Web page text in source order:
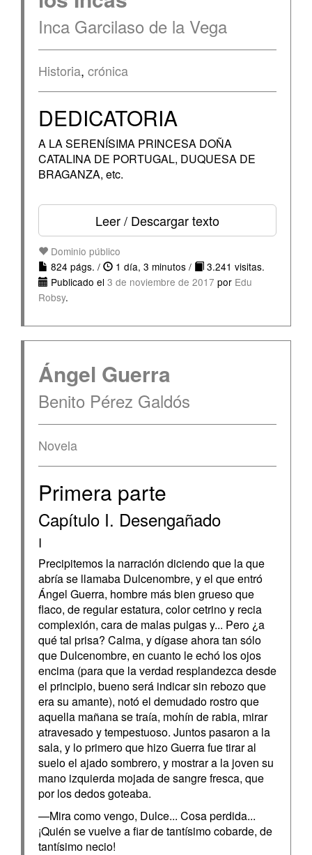
Inca Garcilaso de la Vega
Historia, crónica
DEDICATORIA
A LA SERENÍSIMA PRINCESA DOÑA
CATALINA DE PORTUGAL, DUQUESA DE
BRAGANZA, etc.
Leer / Descargar texto
Dominio público
824 págs. /
1 día, 3 minutos /
3.241 visitas.
Publicado el 3 de noviembre de 2017 por Edu
Robsy.
Ángel Guerra
Benito Pérez Galdós
Novela
Primera parte
Capítulo I. Desengañado
I
Precipitemos la narración diciendo que la que
abría se llamaba Dulcenombre, y el que entró
Ángel Guerra, hombre más bien grueso que
flaco, de regular estatura, color cetrino y recia
complexión, cara de malas pulgas y... Pero ¿a
qué tal prisa? Calma, y dígase ahora tan sólo
que Dulcenombre, en cuanto le echó los ojos
encima (para que la verdad resplandezca desde
el principio, bueno será indicar sin rebozo que
era su amante), notó el demudado rostro que
aquella mañana se traía, mohín de rabia, mirar
atravesado y tempestuoso. Juntos pasaron a la
sala, y lo primero que hizo Guerra fue tirar al
suelo el ajado sombrero, y mostrar a la joven su
mano izquierda mojada de sangre fresca, que
por los dedos goteaba.
—Mira como vengo, Dulce... Cosa perdida...
¡Quién se vuelve a fiar de tantísimo cobarde, de
tantísimo necio!